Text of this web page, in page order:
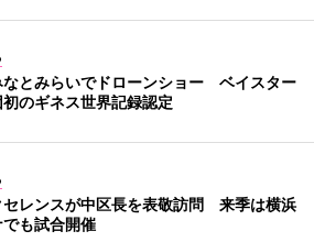
なとみらいでドローンショー ベイスター
初のギネス世界記録認定
セレンスが中区長を表敬訪問 来季は横浜
も試合開催